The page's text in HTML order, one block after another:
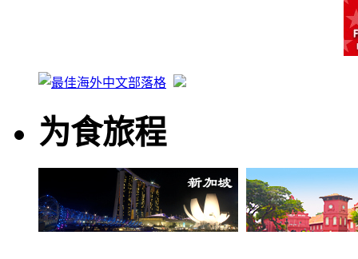
为食旅程